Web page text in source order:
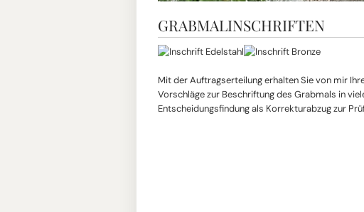
GRABMALINSCHRIFTEN
Mit der Auftragserteilung erhalten Sie von mir
Vorschläge zur Beschriftung des Grabmals in
Entscheidungsfindung als Korrekturabzug zur